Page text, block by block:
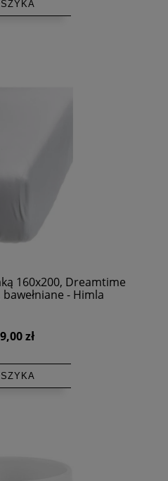
160x200, Dreamtime
bawełniane - Himla
zł